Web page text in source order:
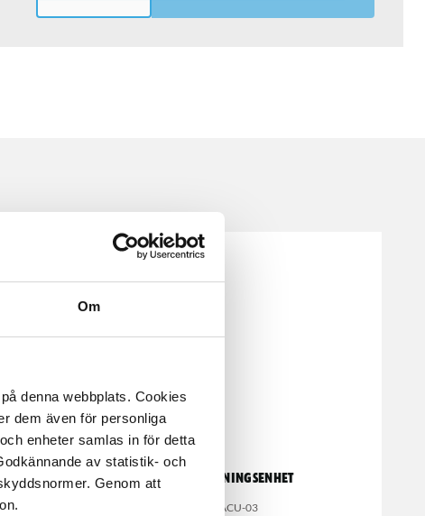
Om
denna webbplats. Cookies
dem även för personliga
enheter samlas in för detta
av statistik- och
Genom att
HT130 Luftreningsenhet
ACU-03